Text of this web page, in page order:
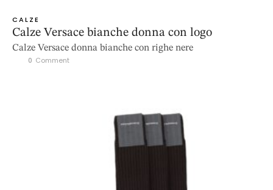
CALZE
Calze Versace bianche donna con logo
Calze Versace donna bianche con righe nere
0 Comment